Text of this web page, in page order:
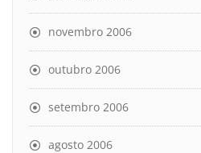
novembro 2006
outubro 2006
setembro 2006
agosto 2006